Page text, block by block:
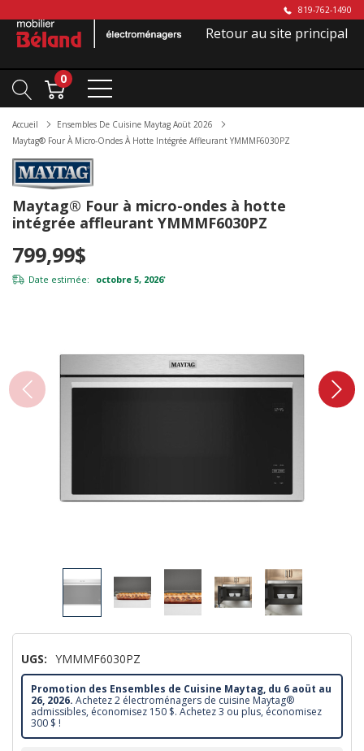
819-762-1490
Retour au site principal
0
Accueil
Ensembles De Cuisine Maytag Aoüt 2026
Maytag® Four À Micro-Ondes À Hotte Intégrée Affleurant YMMMF6030PZ
Maytag® Four à micro-ondes à hotte
intégrée affleurant YMMMF6030PZ
799,99$
Date estimée: octobre 5, 2026*
UGS: YMMMF6030PZ
Promotion des Ensembles de Cuisine Maytag, du 6 aoüt au
26, 2026. Achetez 2 électroménagers de cuisine Maytag®
admissibles, économisez 150 $. Achetez 3 ou plus, économisez
300 $ !